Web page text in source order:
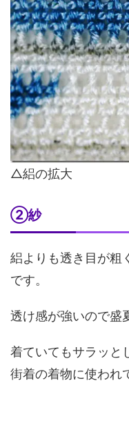
△絽の拡大
②紗
絽よりも透き目が粗
です。
透け感が強いので盛
着ていてもサラッと
街着の着物に使われ